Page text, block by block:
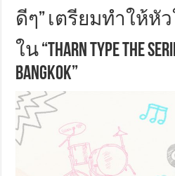
ดีๆ” เตรียมทำให้หั
ใน “Tharn Type The
Bangkok”